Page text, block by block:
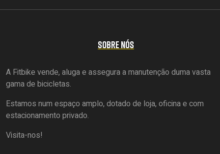
SOBRE NÓS
A Fitbike vende, aluga e assegura a manutenção duma vasta
gama de bicicletas.
Estamos num espaço amplo, dotado de loja, oficina e com
estacionamento privado.
Visita-nos!